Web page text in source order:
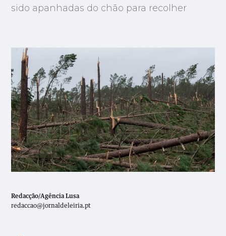
sido apanhadas do chão para recolher
Redacção/Agência Lusa
redaccao@jornaldeleiria.pt